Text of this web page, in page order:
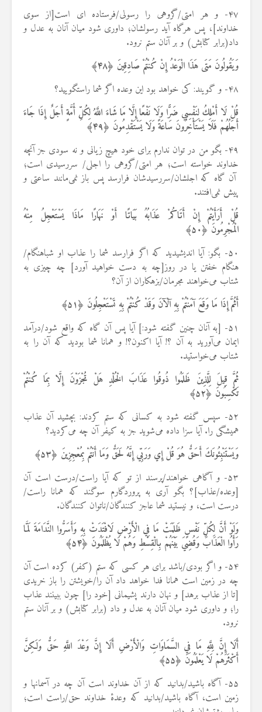
۴۷- و هر امتی/گروهی را رسولی/فرستاده ای است[از سوی
خداوند]، پس هرگاه آید رسولشان؛ داوری شود میان آنان به عدل و
داد(برابر کتابش) و بر آنان ستم نرود.
وَيَقُولُونَ مَتَى هَذَا الْوَعْدُ إِنْ كُنْتُمْ صَادِقِينَ ﴿۴۸﴾
۴۸- و گویند: کی خواهد بود این وعده اگر شما راستگویید؟
قُلْ لَا أَمْلِكُ لِنَفْسِي ضَرًّا وَلَا نَفْعًا إِلَّا مَا شَاءَ اللَّهُ لِكُلِّ أُمَّةٍ أَجَلٌ إِذَا جَاءَ
أَجَلُهُمْ فَلَا يَسْتَأْخِرُونَ سَاعَةً وَلَا يَسْتَقْدِمُونَ ﴿۴۹﴾
۴۹- بگو من در توان ندارم برای خود هیچ زیانی و نه سودی جز آنچه
خداوند خواسته است؛ هر امتی/گروهی را اجلی/ سررسیدی است؛
آن گاه که اجلشان/سررسیدشان فرارسد پس باز نمى‌مانند ساعتی و
پيش نمى‌افتند.
قُلْ أَرَأَيْتُمْ إِنْ أَتَاكُمْ عَذَابُهُ بَيَاتًا أَوْ نَهَارًا مَاذَا يَسْتَعْجِلُ مِنْهُ
الْمُجْرِمُونَ ﴿۵۰﴾
۵۰- بگو: آیا اندیشیدید که اگر فرارسد شما را عذاب او شباهنگام/
هنگام خفتن یا در روز[چه به دست خواهید آورد] چه چیزی به
شتاب می‌خواهند مجرمان/بزهکاران از آن؟
أَثُمَّ إِذَا مَا وَقَعَ آمَنْتُمْ بِهِ آلْآنَ وَقَدْ كُنْتُمْ بِهِ تَسْتَعْجِلُونَ ﴿۵۱﴾
۵۱- [به آنان چنین گفته شود:] آیا پس آن گاه که واقع شود/درآمد
ایمان می‌آورید به آن ؟! آیا اکنون؟! و همانا شما بودید که آن را به
شتاب می‌خواستید.
ثُمَّ قِيلَ لِلَّذِينَ ظَلَمُوا ذُوقُوا عَذَابَ الْخُلْدِ هَلْ تُجْزَوْنَ إِلَّا بِمَا كُنْتُمْ
تَكْسِبُونَ ﴿۵۲﴾
۵۲- سپس گفته شود به کسانی که ستم کردند: بچشید آن عذاب
همیشگی را. آیا سزا داده می‌شوید جز به کیفر آن چه می‌کردید؟
وَيَسْتَنْبِئُونَكَ أَحَقٌّ هُوَ قُلْ إِي وَرَبِّي إِنَّهُ لَحَقٌّ وَمَا أَنْتُمْ بِمُعْجِزِينَ ﴿۵۳﴾
۵۳- و آگاهی خواهند/پرسند از تو که آیا راست/درست است آن
[وعده/عذاب]؟ بگو آری به پروردگارم سوگند که همانا راست/
درست است، و نیستید شما عاجز کنندگان/ناتوان کنندگان.
وَلَوْ أَنَّ لِكُلِّ نَفْسٍ ظَلَمَتْ مَا فِي الْأَرْضِ لَافْتَدَتْ بِهِ وَأَسَرُّوا النَّدَامَةَ لَمَّا
رَأَوُا الْعَذَابَ وَقُضِيَ بَيْنَهُمْ بِالْقِسْطِ وَهُمْ لَا يُظْلَمُونَ ﴿۵۴﴾
۵۴- و اگر بودی/باشد برای هر کسی که ستم (کفر) کرده است آن
چه در زمین است همانا فدا خواهد داد آن را/خویشتن را باز خریدی
[تا از عذاب برهد] و نهان دارند پشیمانی [خود را] چون ببینند عذاب
را؛ و داوری شود میان آنان به عدل و داد (برابر کتابش) و بر آنان ستم
نرود.
أَلَا إِنَّ لِلَّهِ مَا فِي السَّمَاوَاتِ وَالْأَرْضِ أَلَا إِنَّ وَعْدَ اللَّهِ حَقٌّ وَلَكِنَّ
أَكْثَرَهُمْ لَا يَعْلَمُونَ ﴿۵۵﴾
۵۵- آگاه باشید/بدانید که از آن خداوند است آن چه در آسمانها و
زمین است، آگاه باشید/بدانید که وعدهٔ خداوند حق/راست است؛